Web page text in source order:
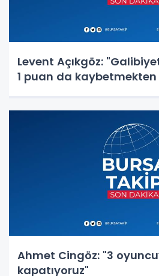
Levent Açıkgöz:
1 puan da
Ahmet Cingöz: "3
kapatıyoruz"